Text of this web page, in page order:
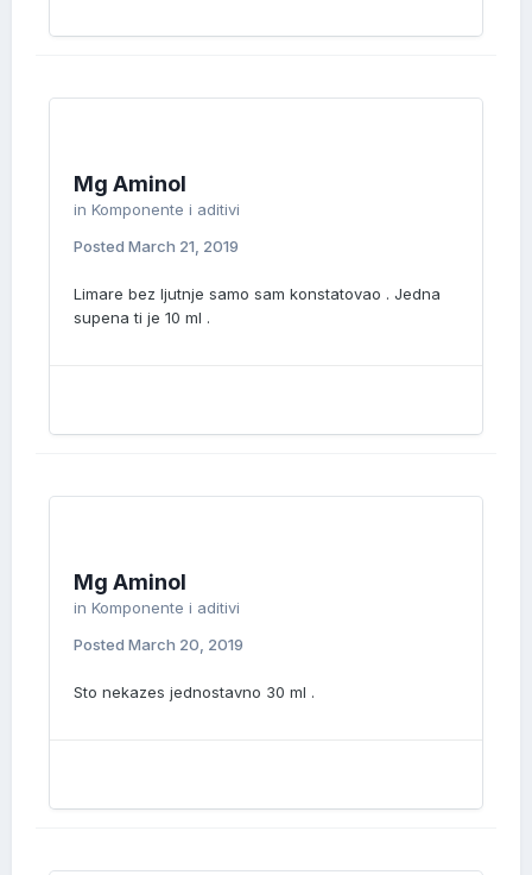
Mg Aminol
in Komponente i aditivi
Posted March 21, 2019
Limare bez ljutnje samo sam konstatovao . Jedna
supena ti je 10 ml .
Mg Aminol
in Komponente i aditivi
Posted March 20, 2019
Sto nekazes jednostavno 30 ml .